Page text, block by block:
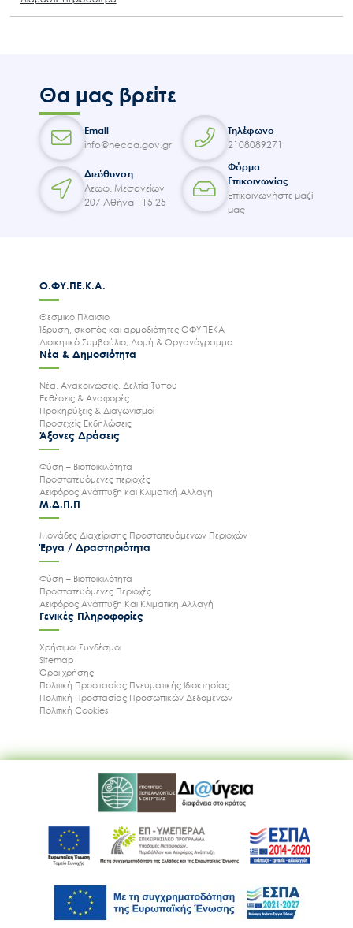
Ακολουθήστε μας
Θα μας βρείτε
Email
info@necca.gov.gr
Τηλέφωνο
2108089271
Διεύθυνση
Λεωφ. Μεσογείων
207 Αθήνα 115 25
Φόρμα
Επικοινωνίας
Επικοινωνήστε μαζί
μας
Ο.ΦΥ.ΠΕ.Κ.Α.
Θεσμικό Πλαισιο
Ίδρυση, σκοπός και αρμοδιότητες ΟΦΥΠΕΚΑ
Διοικητικό Συμβούλιο, Δομή & Οργανόγραμμα
Νέα & Δημοσιότητα
Νέα, Ανακοινώσεις, Δελτία Τύπου
Εκθέσεις & Αναφορές
Προκηρύξεις & Διαγωνισμοί
Προσεχείς Εκδηλώσεις
Άξονες Δράσεις
Φύση – Βιοποικιλότητα
Προστατευόμενες περιοχές
Αειφόρος Ανάπτυξη και Κλιματική Αλλαγή
Μ.Δ.Π.Π
Μονάδες Διαχείρισης Προστατευόμενων Περιοχών
Έργα / Δραστηριότητα
Φύση – Βιοποικιλότητα
Προστατευόμενες Περιοχές
Αειφόρος Ανάπτυξη Και Κλιματική Αλλαγή
Γενικές Πληροφορίες
Χρήσιμοι Συνδέσμοι
Sitemap
Όροι χρήσης
Πολιτική Προστασίας Πνευματικής Ιδιοκτησίας
Πολιτική Προστασίας Προσωπικών Δεδομένων
Πολιτική Cookies